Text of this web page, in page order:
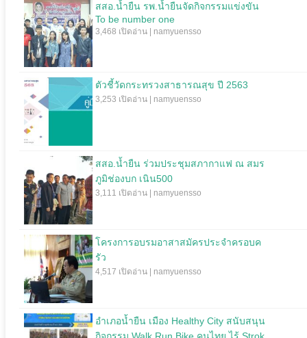
สสอ.น้ำยืน รพ.น้ำยืนจัดกิจกรรมแข่งขัน
To be number one
3,468 เปิดอ่าน | namyuensso
ตัวชี้วัดกระทรวงสาธารณสุข ปี 2563
3,253 เปิดอ่าน | namyuensso
สสอ.น้ำยืน ร่วมประชุมสภากาแฟ ณ สมร
ภูมิช่องบก เนิน500
3,111 เปิดอ่าน | namyuensso
โครงการอบรมอาสาสมัครประจำครอบค
รัว
4,517 เปิดอ่าน | namyuensso
อำเภอน้ำยืน เมือง Healthy City สนับสนุน